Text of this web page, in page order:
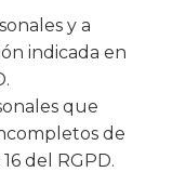
y a
indicada en
que
de
del RGPD.